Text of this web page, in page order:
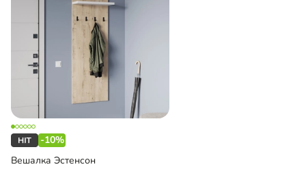
-10%
Вешалка Эстенсон